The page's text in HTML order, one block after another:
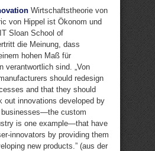
Wirtschaftstheorie von
von Hippel ist Ökonom und
Sloan School of
die Meinung, dass
hohen Maß für
verantwortlich sind. „Von
should redesign
and that they should
out innovations developed by
custom
is one example—that have
innovators by providing them
new products.” (aus der